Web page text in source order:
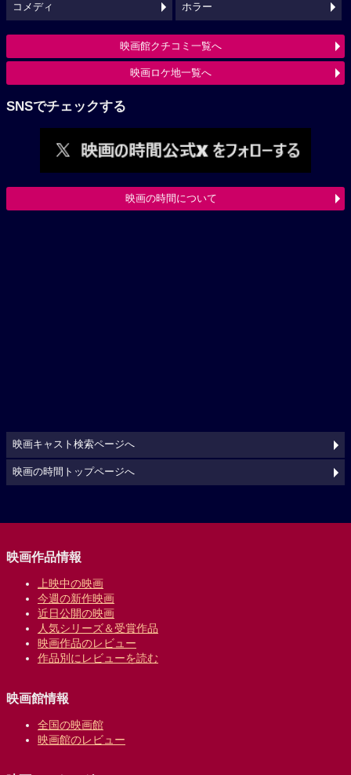
コメディ ホラー
映画館クチコミ一覧へ
映画ロケ地一覧へ
SNSでチェックする
映画の時間について
映画キャスト検索ページへ
映画の時間トップページへ
映画作品情報
上映中の映画
今週の新作映画
近日公開の映画
人気シリーズ＆受賞作品
映画作品のレビュー
作品別にレビューを読む
映画館情報
全国の映画館
映画館のレビュー